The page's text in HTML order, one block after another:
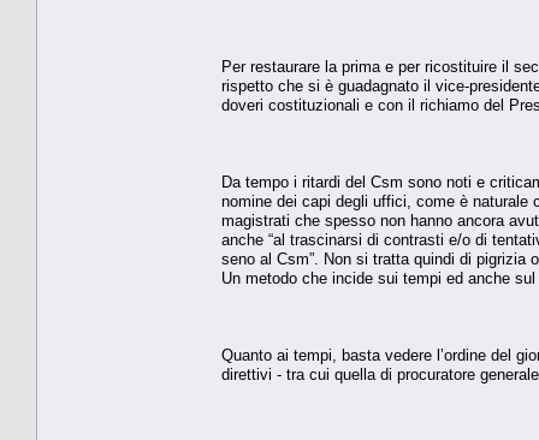
Per restaurare la prima e per ricostituire il
rispetto che si è guadagnato il vice-
doveri costituzionali e con il richiamo del
Da tempo i ritardi del Csm sono noti e
nomine dei capi degli uffici, come è
magistrati che spesso non hanno ancora
anche “al trascinarsi di contrasti e/o di
seno al Csm”. Non si tratta quindi di pigrizia
Un metodo che incide sui tempi ed anche
Quanto ai tempi, basta vedere l’ordine del
direttivi - tra cui quella di procuratore